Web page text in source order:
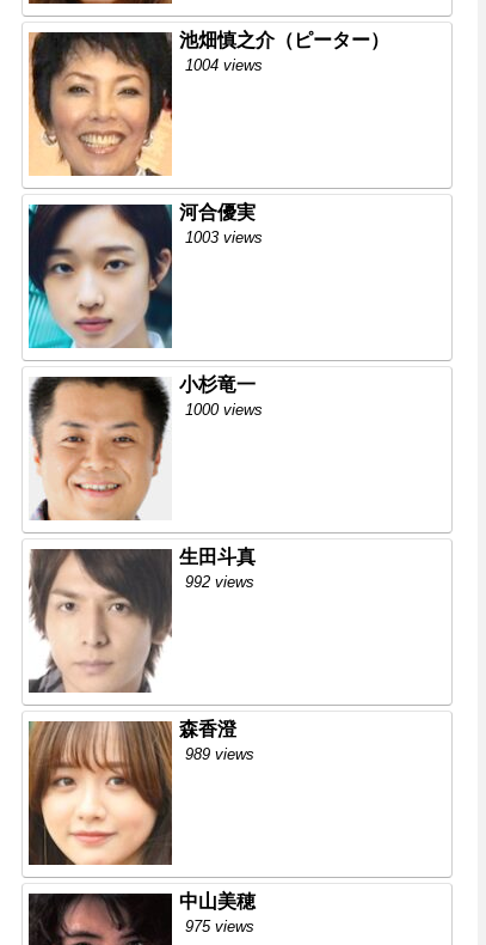
池畑慎之介（ピーター）
1004 views
河合優実
1003 views
小杉竜一
1000 views
生田斗真
992 views
森香澄
989 views
中山美穂
975 views